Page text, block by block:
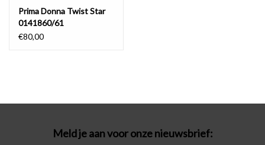
Prima Donna Twist Star
0141860/61
€80,00
Meld je aan voor onze nieuwsbrief: